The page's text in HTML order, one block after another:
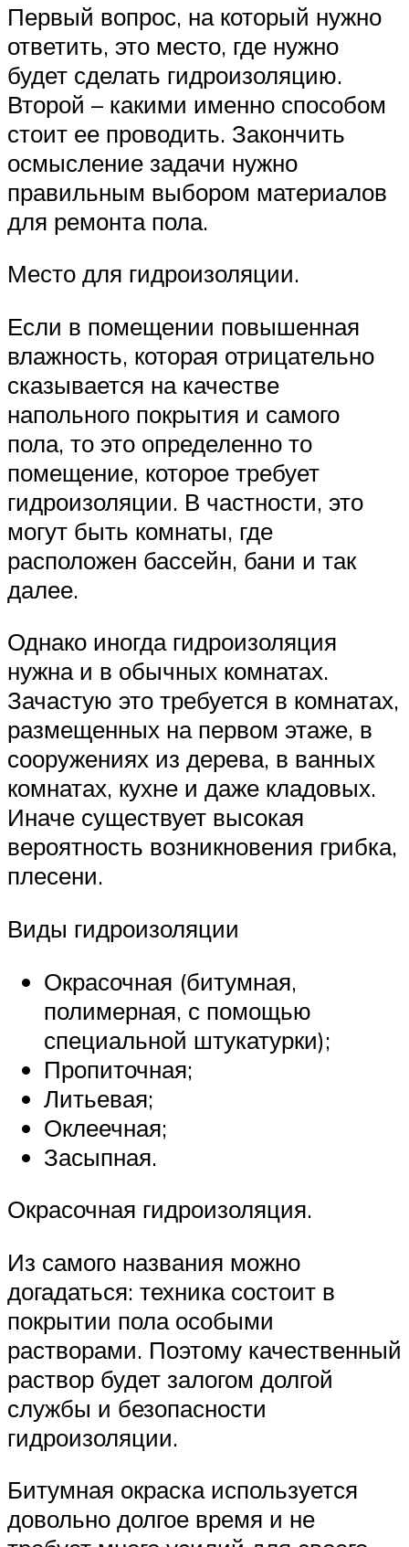
Первый вопрос, на который нужно
ответить, это место, где нужно
будет сделать гидроизоляцию.
Второй – какими именно способом
стоит ее проводить. Закончить
осмысление задачи нужно
правильным выбором материалов
для ремонта пола.
Место для гидроизоляции.
Если в помещении повышенная
влажность, которая отрицательно
сказывается на качестве
напольного покрытия и самого
пола, то это определенно то
помещение, которое требует
гидроизоляции. В частности, это
могут быть комнаты, где
расположен бассейн, бани и так
далее.
Однако иногда гидроизоляция
нужна и в обычных комнатах.
Зачастую это требуется в комнатах,
размещенных на первом этаже, в
сооружениях из дерева, в ванных
комнатах, кухне и даже кладовых.
Иначе существует высокая
вероятность возникновения грибка,
плесени.
Виды гидроизоляции
Окрасочная (битумная,
полимерная, с помощью
специальной штукатурки);
Пропиточная;
Литьевая;
Оклеечная;
Засыпная.
Окрасочная гидроизоляция.
Из самого названия можно
догадаться: техника состоит в
покрытии пола особыми
растворами. Поэтому качественный
раствор будет залогом долгой
службы и безопасности
гидроизоляции.
Битумная окраска используется
довольно долгое время и не